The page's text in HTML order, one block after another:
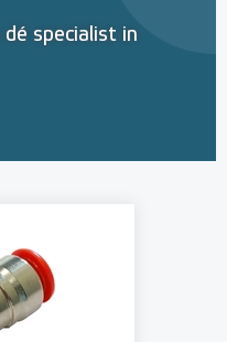
specialist in